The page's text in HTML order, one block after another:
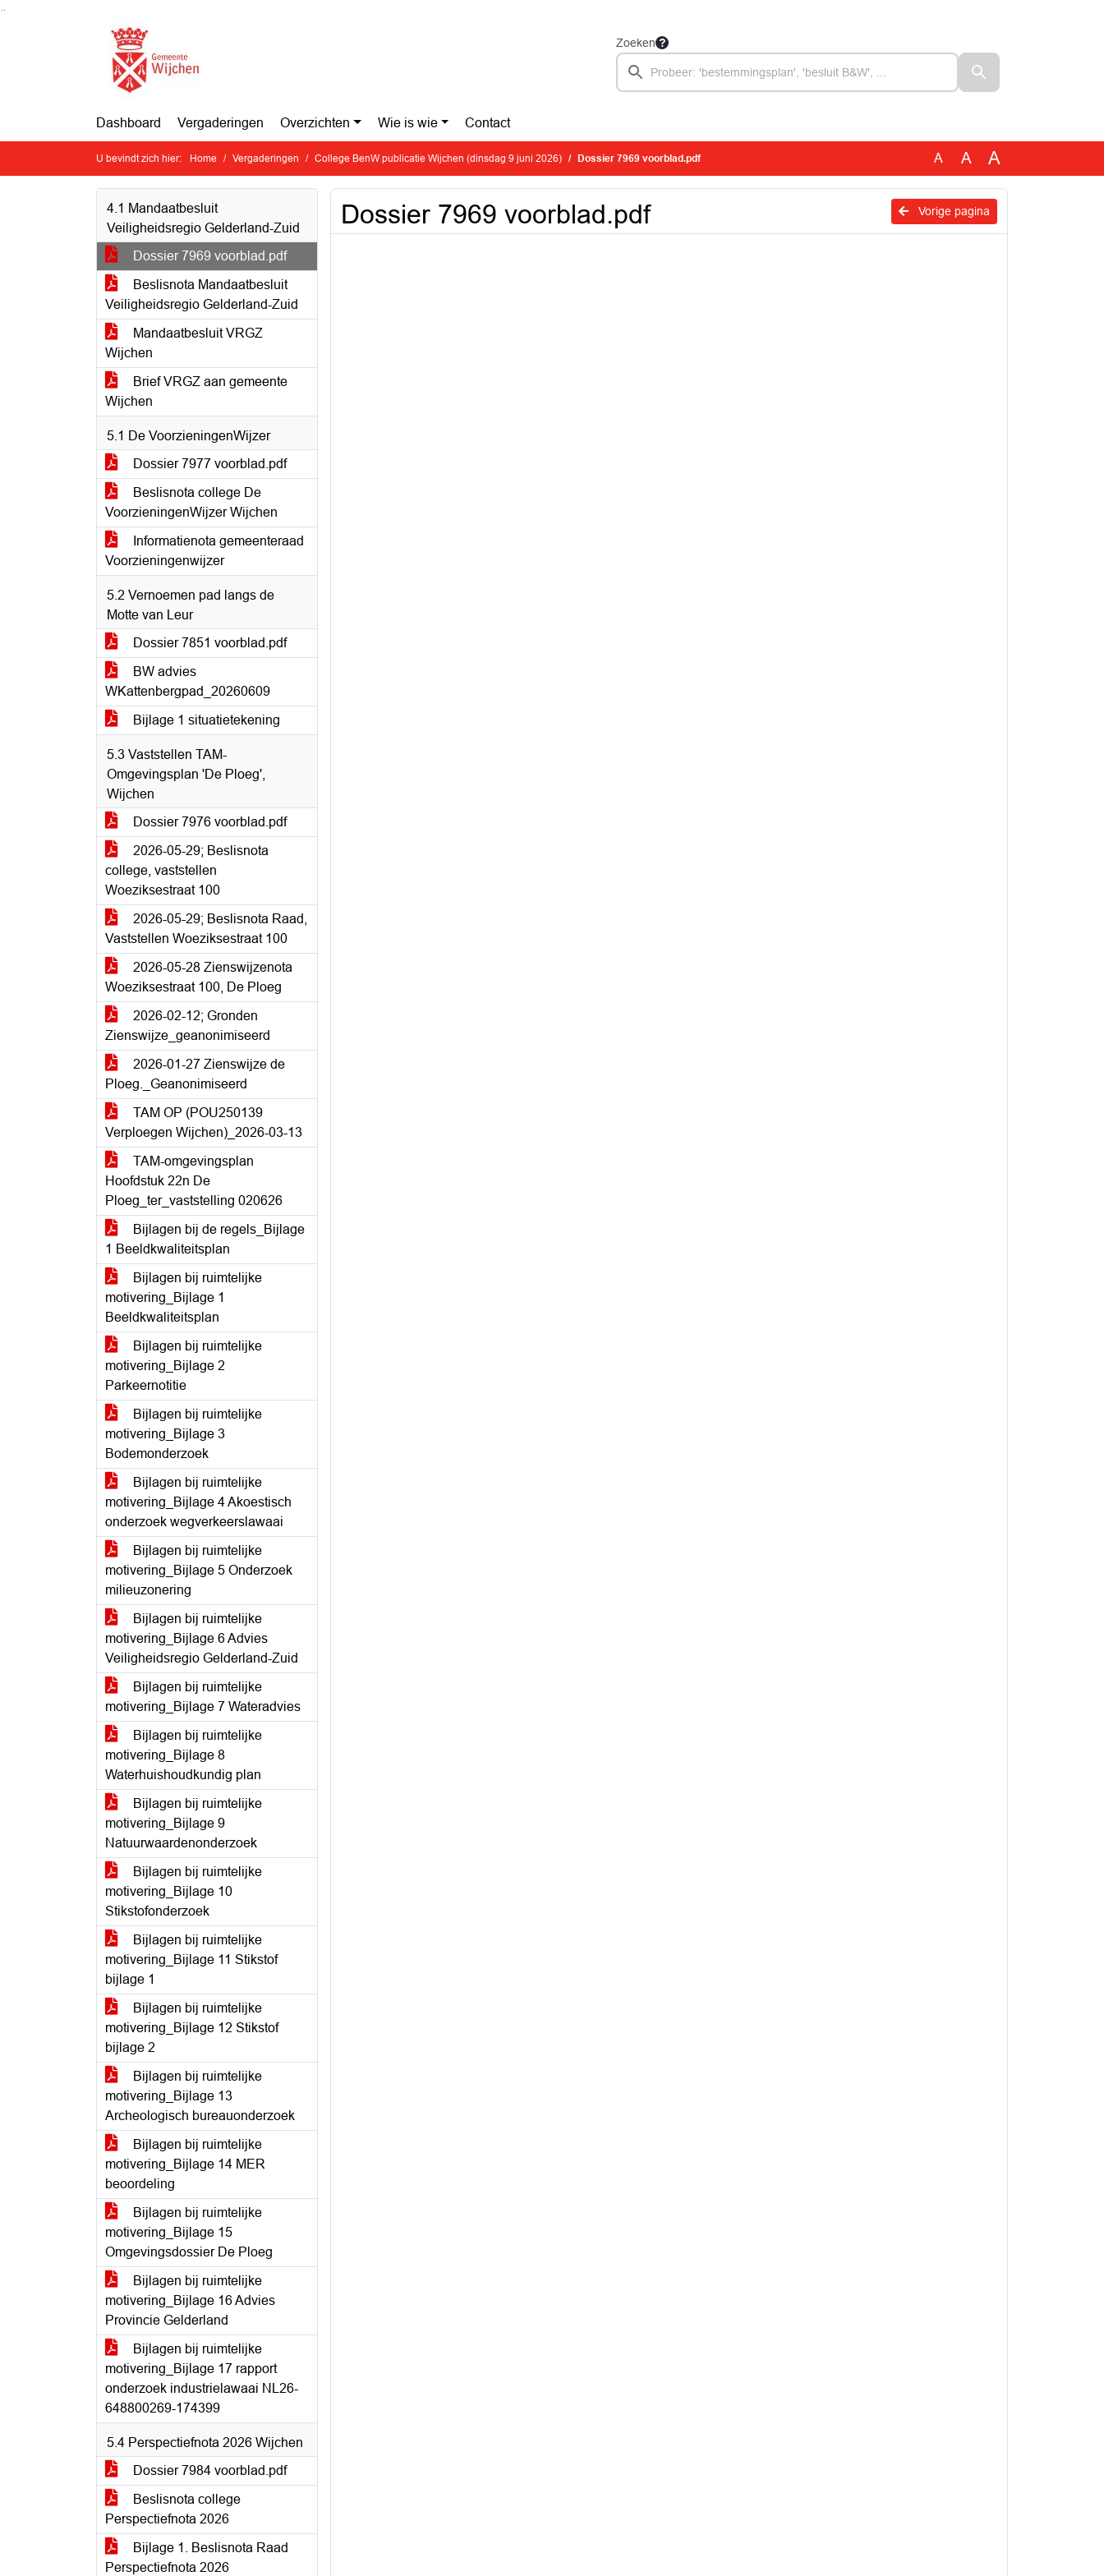
Ga naar de inhoud van deze pagina
Zoeken
Dashboard Vergaderingen Overzichten Wie is wie Contact
U bevindt zich hier: Home Vergaderingen College BenW publicatie Wijchen (dinsdag 9 juni 2026) Dossier 7969 voorblad.pdf A A A
4.1 Mandaatbesluit
Veiligheidsregio Gelderland-Zuid
Dossier 7969 voorblad.pdf
Beslisnota Mandaatbesluit
Veiligheidsregio Gelderland-Zuid
Mandaatbesluit VRGZ
Wijchen
Brief VRGZ aan gemeente
Wijchen
5.1 De VoorzieningenWijzer
Dossier 7977 voorblad.pdf
Beslisnota college De
VoorzieningenWijzer Wijchen
Informatienota gemeenteraad
Voorzieningenwijzer
5.2 Vernoemen pad langs de
Motte van Leur
Dossier 7851 voorblad.pdf
BW advies
WKattenbergpad_20260609
Bijlage 1 situatietekening
5.3 Vaststellen TAM-
Omgevingsplan 'De Ploeg',
Wijchen
Dossier 7976 voorblad.pdf
2026-05-29; Beslisnota
college, vaststellen
Woeziksestraat 100
2026-05-29; Beslisnota Raad,
Vaststellen Woeziksestraat 100
2026-05-28 Zienswijzenota
Woeziksestraat 100, De Ploeg
2026-02-12; Gronden
Zienswijze_geanonimiseerd
2026-01-27 Zienswijze de
Ploeg._Geanonimiseerd
TAM OP (POU250139
Verploegen Wijchen)_2026-03-13
TAM-omgevingsplan
Hoofdstuk 22n De
Ploeg_ter_vaststelling 020626
Bijlagen bij de regels_Bijlage
1 Beeldkwaliteitsplan
Bijlagen bij ruimtelijke
motivering_Bijlage 1
Beeldkwaliteitsplan
Bijlagen bij ruimtelijke
motivering_Bijlage 2
Parkeernotitie
Bijlagen bij ruimtelijke
motivering_Bijlage 3
Bodemonderzoek
Bijlagen bij ruimtelijke
motivering_Bijlage 4 Akoestisch
onderzoek wegverkeerslawaai
Bijlagen bij ruimtelijke
motivering_Bijlage 5 Onderzoek
milieuzonering
Bijlagen bij ruimtelijke
motivering_Bijlage 6 Advies
Veiligheidsregio Gelderland-Zuid
Bijlagen bij ruimtelijke
motivering_Bijlage 7 Wateradvies
Bijlagen bij ruimtelijke
motivering_Bijlage 8
Waterhuishoudkundig plan
Bijlagen bij ruimtelijke
motivering_Bijlage 9
Natuurwaardenonderzoek
Bijlagen bij ruimtelijke
motivering_Bijlage 10
Stikstofonderzoek
Bijlagen bij ruimtelijke
motivering_Bijlage 11 Stikstof
bijlage 1
Bijlagen bij ruimtelijke
motivering_Bijlage 12 Stikstof
bijlage 2
Bijlagen bij ruimtelijke
motivering_Bijlage 13
Archeologisch bureauonderzoek
Bijlagen bij ruimtelijke
motivering_Bijlage 14 MER
beoordeling
Bijlagen bij ruimtelijke
motivering_Bijlage 15
Omgevingsdossier De Ploeg
Bijlagen bij ruimtelijke
motivering_Bijlage 16 Advies
Provincie Gelderland
Bijlagen bij ruimtelijke
motivering_Bijlage 17 rapport
onderzoek industrielawaai NL26-
648800269-174399
5.4 Perspectiefnota 2026 Wijchen
Dossier 7984 voorblad.pdf
Beslisnota college
Perspectiefnota 2026
Bijlage 1. Beslisnota Raad
Perspectiefnota 2026
Vorige pagina
Dossier 7969 voorblad.pdf